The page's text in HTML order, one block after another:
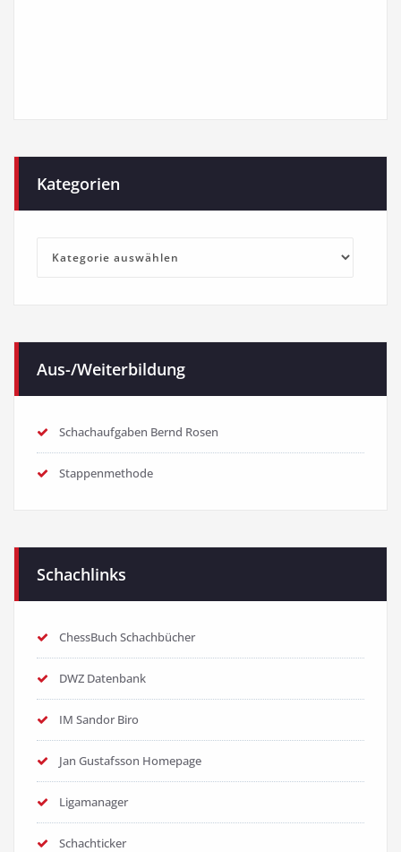
Kategorien
Kategorien
Aus-/Weiterbildung
Schachaufgaben Bernd Rosen
Stappenmethode
Schachlinks
ChessBuch Schachbücher
DWZ Datenbank
IM Sandor Biro
Jan Gustafsson Homepage
Ligamanager
Schachticker